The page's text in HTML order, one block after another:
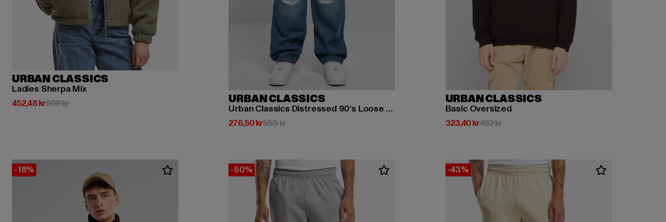
URBAN CLASSICS
Ladies Sherpa Mix
452,48 kr
Nuvarande pris: 452,48 kr
808 krKampanjpris: 808 kr URBAN CLASSICS
Urban Classics Distressed 90‘s Loose Fit Jeans
276,50 kr
Nuvarande pris: 276,50 kr
553 krKampanjpris: 553 kr
URBAN CLASSICS
Basic Oversized
323,40 kr
Nuvarande pris: 323,40 kr
462 krKampanjpris: 462 kr
-18% -50% -43%